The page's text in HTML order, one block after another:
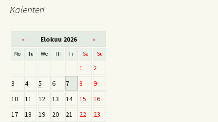
Kalenteri
« Elokuu 2026 »
Mo Tu We Th Fr Sa Su
1
2
3
4 5 6 7 8
9
10
11 12 13 14 15
16
17
18 19 20 21 22
23